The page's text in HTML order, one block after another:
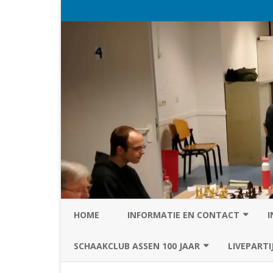
HOME INFORMATIE EN CONTACT
PRIVACY STATEMENT VAN SC
SCHAAKCLUB ASSEN 100 JAAR